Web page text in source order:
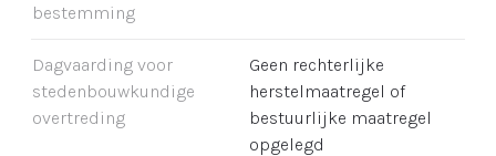
bestemming
Dagvaarding voor
stedenbouwkundige
overtreding
Geen rechterlijke
herstelmaatregel of
bestuurlijke maatregel
opgelegd